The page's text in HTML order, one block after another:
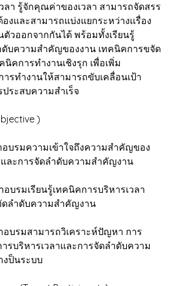
ลา รู้จักคุณค่าของเวลา สามารถจัดสรร
องและสามารถแบ่งแยกระหว่างเเรื่อง
ตัวออกจากกันได้ พร้อมทั้งเรียนรู้
ดับความสำคัญของงาน เทคนิคการขจัด
นิคการทำงานเชิงรุก เพื่อเพิ่ม
รทำงานให้สามารถขับเคลื่อนเป้า
ระสบความสำเร็จ
)
บรมความเข้าใจถึงความสำคัญของ
และการจัดลำดับความสำคัญงาน
รมเรียนรู้เทคนิคการบริหารเวลา
ดลำดับความสำคัญงาน
บรมสามารถวิเคราะห์ปัญหา การ
รบริหารเวลาและการจัดลำดับความ
ป็นระบบ